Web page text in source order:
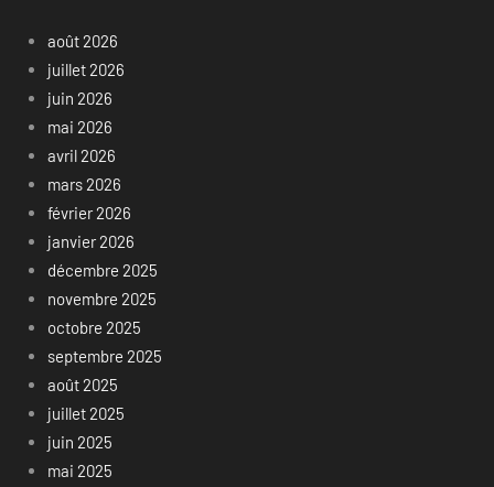
août 2026
juillet 2026
juin 2026
mai 2026
avril 2026
mars 2026
février 2026
janvier 2026
décembre 2025
novembre 2025
octobre 2025
septembre 2025
août 2025
juillet 2025
juin 2025
mai 2025